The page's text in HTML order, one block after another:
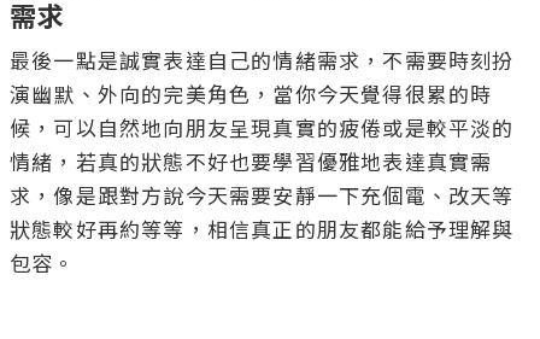
需求
最後一點是誠實表達自己的情緒需求，不需要時刻扮
演幽默、外向的完美角色，當你今天覺得很累的時
候，可以自然地向朋友呈現真實的疲倦或是較平淡的
情緒，若真的狀態不好也要學習優雅地表達真實需
求，像是跟對方說今天需要安靜一下充個電、改天等
狀態較好再約等等，相信真正的朋友都能給予理解與
包容。